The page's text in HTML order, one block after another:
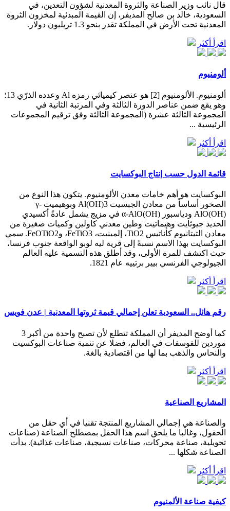
قال نائب وزير الصناعة والثروة المعدنية لشؤون التعدين، في
السعودية، خالد بن صالح المديفر، إن القيمة المبدئية لمخزون الثروة
المعدنية تحت الأرض في المملكة تقدر بنحو 1.3 تريليون دولار.
اقرأ أكثر
ألومنيوم
ألومنيوم. الألومنيوم [2] هو عنصر كيميائي رمزه Al وعدده الذرّي 13؛
وهو يقع ضمن عناصر الدورة الثالثة وفي المرتبة الثانية في
المجموعة الثالثة عشرة (المجموعة الثالثة وفق ترقيم المجموعات
الرئيسية ...
اقرأ أكثر
قائمة الدول حسب إنتاج البوكسايت
البوكسايت هو أهم خامات معدن الألومنيوم. يتكون هذا النوع من
الصخور أساساً من معادن الجبسيت Al(OH)3 وبوهيميت γ-
AlO(OH) ودياسبور α-AlO(OH) في مزيج يشمل عادةً أكسيدي
الحديد جيوثايت وهيماتيت وطين معدني كاولين وكميات صغيرة من
معادن التيتانيوم كأناتيس TiO2، إلمينيت، FeTiO3، وFeOTiO2. سمي
البوكسايت بهذا الاسم نسبةً إلى قرية ليه لوبو الواقعة جنوب فرنسا،
حيث اكتشف للمرة الأولى، وقد أطلق هذه التسمية عليه العالم
الجيولوجي الفرنسي بيير برتييه عام 1821.
اقرأ أكثر
رقم هائل.. السعودية تعلن إجمالي قيمة ثروتها المعدنية | عدن فويس
كما أوضح المديفر أن المملكة تتطلع لأن تصبح واحدة من أكبر 3
موردين للفوسفات في العالم، فضلا عن تنمية صناعات البوكسيت
والنحاس والذهب بما لها من اقتصادية بالغة.
اقرأ أكثر
المشاريع الصناعية
والصناعة هي إجمالي المشاريع المنتجة تقنيا في أي حقل من
الحقول، وغالبا ما يلحق اسم هذا الحقل بمصطلح الصناعة (صناعات
تحويلية، صناعة محركات، صناعات نسيجية، صناعات غذائية). بدأت
الصناعة شكلها ...
اقرأ أكثر
كيفية صناعة الألمنيوم